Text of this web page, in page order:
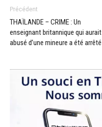
Précédent
THAÏLANDE – CRIME : Un
enseignant britannique qui aurait
abusé d’une mineure a été arrêté